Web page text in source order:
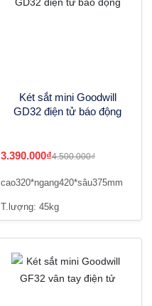
Két sắt mini Goodwill
GD32 điện tử báo động
3.390.000₫4.500.000₫
cao320*ngang420*sâu375mm
T.lượng: 45kg